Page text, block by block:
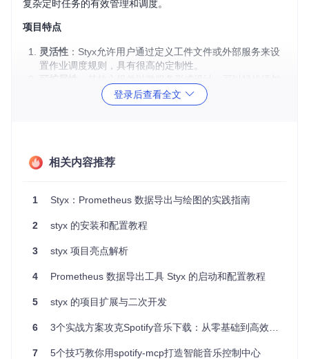
复杂定时任务的有效管理和调度。
项目特点
灵活性 ：Styx允许用户通过定义工件文件或外部服务来设
置作业调度规则，具有很高的定制性。
新的后台服务支持。
：作为Spotify内部部署的活跃工具，它已经成功
安全性：支持服务账户授权管理，确保作业执行的安全性
尽管Styx目前不包含图形用户界面，但其API规范详细且易于
互层。如果你正在寻找一个能够帮你自动化复杂定时任务的工
要开始使用Styx，只需遵循项目文档中的说明进行配置和部
署，然后你可以开始创建你的第一个作业调度规则，享受自动
化带来的便捷和效率提升。
准备好探索未来了吗？立即加入Styx社区，开启你的技术之
登录后查看全文
相关内容推荐
1 Styx：Prometheus 数据导出与绘图的实践指南
2 styx 的安装和配置教程
3 styx 项目亮点解析
4 Prometheus 数据导出工具 Styx 的启动和配置教程
5 styx 的项目扩展与二次开发
6 3个实战方案攻克Spotify音乐下载：从零基础到高效管理
7 5个技巧教你用spotify-mcp打造智能音乐控制中心